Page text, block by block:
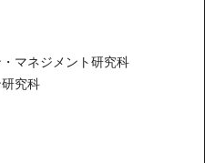
マネジメント研究科
究科